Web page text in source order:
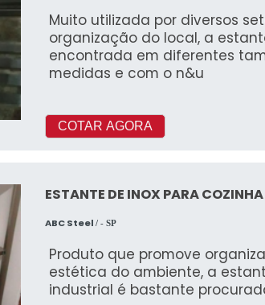
Muito utilizada por diversos
organização do local, a
encontrada em diferentes
medidas e com o n&u
COTAR AGORA
ESTANTE DE INOX PARA
ABC Steel/ - SP
Produto que promove
estética do ambiente, a
industrial é bastante